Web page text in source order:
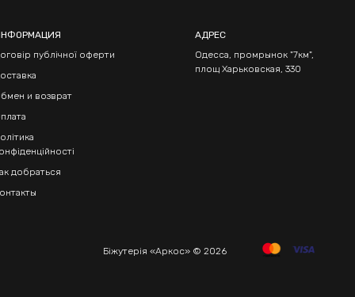
публічної оферти
и возврат
добраться
АДРЕС
Одесса, промрынок "7км",
площ Харьковская, 330
Біжутерія «Аркос» © 2026